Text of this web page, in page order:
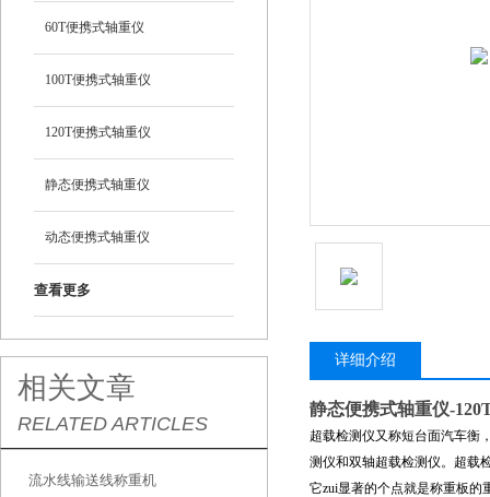
60T便携式轴重仪
100T便携式轴重仪
120T便携式轴重仪
静态便携式轴重仪
动态便携式轴重仪
查看更多
相关文章
RELATED ARTICLES
流水线输送线称重机
详细介绍
静态便携式轴重仪-
超载检测仪又称短台面汽车衡
测仪和双轴超载检测仪。超载
它zui显著的个点就是称重板的